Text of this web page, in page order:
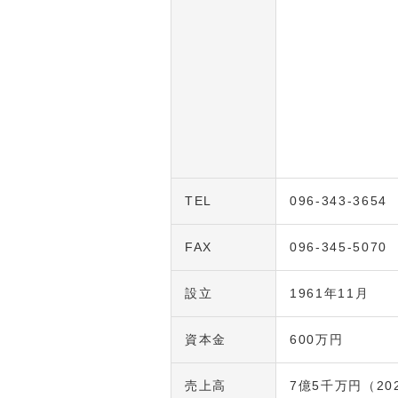
TEL 096-343-3654
FAX 096-345-5070
設立 1961年11月
資本金 600万円
売上高 7億5千万円（